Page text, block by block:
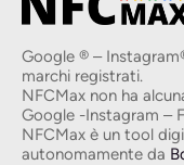
Google ® –
marchi registrati.
NFCMax non ha
Google -Instagram –
NFCMax è un tool
autonomamente da